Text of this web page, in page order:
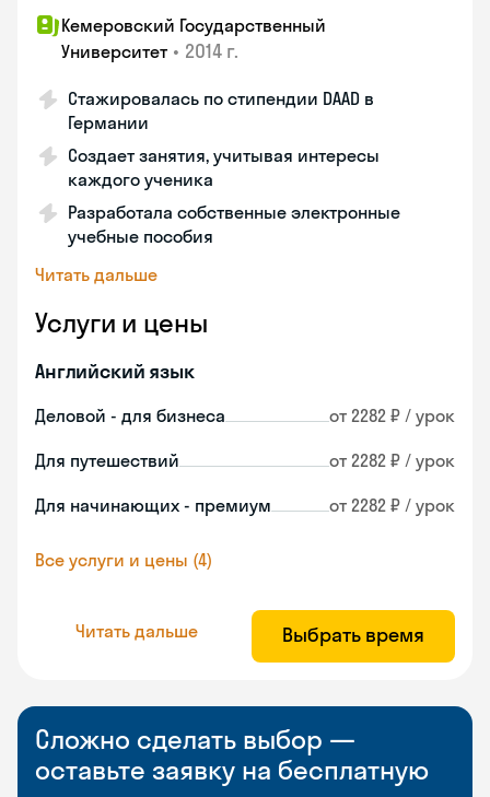
Кемеровский Государственный
Университет • 2014 г.
Стажировалась по стипендии DAAD в
Германии
Создает занятия, учитывая интересы
каждого ученика
Разработала собственные электронные
учебные пособия
Читать дальше
Услуги и цены
Английский язык
Деловой - для бизнеса от 2282 ₽ / урок
Для путешествий от 2282 ₽ / урок
Для начинающих - премиум от 2282 ₽ / урок
Все услуги и цены (4)
Читать дальше Выбрать время
Сложно сделать выбор —
оставьте заявку на бесплатную